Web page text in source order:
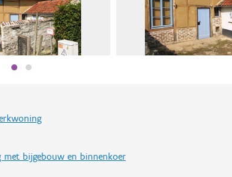
met bijgebouw en binnenkoer